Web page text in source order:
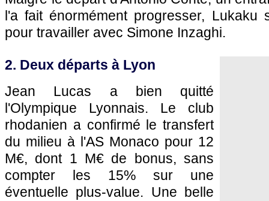
l'a fait énormément progresser, Lukaku
pour travailler avec Simone Inzaghi.
2. Deux départs à Lyon
Jean Lucas a bien quitté
l'Olympique Lyonnais. Le club
rhodanien a confirmé le transfert
du milieu à l'AS Monaco pour 12
M€, dont 1 M€ de bonus, sans
compter les 15% sur une
éventuelle plus-value. Une belle